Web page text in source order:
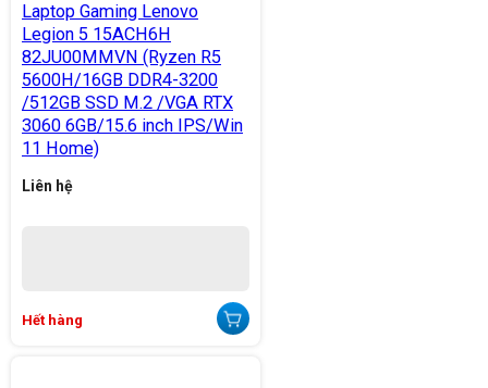
Laptop Gaming Lenovo
Legion 5 15ACH6H
82JU00MMVN (Ryzen R5
5600H/16GB DDR4-3200
/512GB SSD M.2 /VGA RTX
3060 6GB/15.6 inch IPS/Win
11 Home)
Liên hệ
Hết hàng